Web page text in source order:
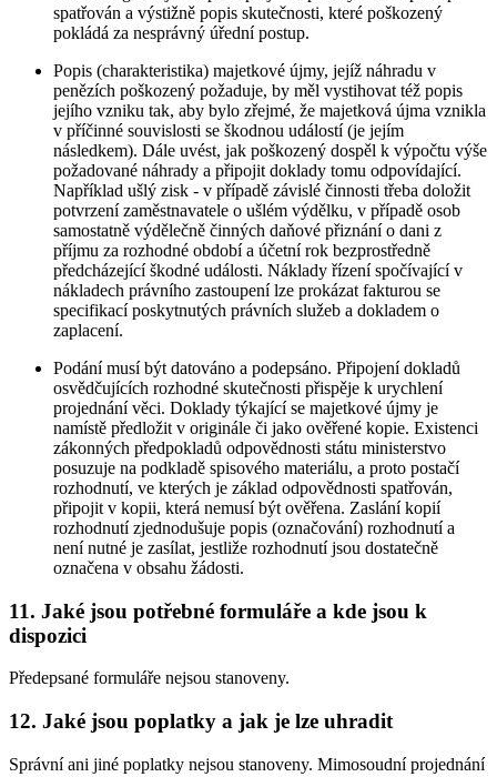
spatřován a výstižně popis skutečnosti, které poškozený
pokládá za nesprávný úřední postup.
Popis (charakteristika) majetkové újmy, jejíž náhradu v
penězích poškozený požaduje, by měl vystihovat též popis
jejího vzniku tak, aby bylo zřejmé, že majetková újma vznikla
v příčinné souvislosti se škodnou událostí (je jejím
následkem). Dále uvést, jak poškozený dospěl k výpočtu výše
požadované náhrady a připojit doklady tomu odpovídající.
Například ušlý zisk - v případě závislé činnosti třeba doložit
potvrzení zaměstnavatele o ušlém výdělku, v případě osob
samostatně výdělečně činných daňové přiznání o dani z
příjmu za rozhodné období a účetní rok bezprostředně
předcházející škodné události. Náklady řízení spočívající v
nákladech právního zastoupení lze prokázat fakturou se
specifikací poskytnutých právních služeb a dokladem o
zaplacení.
Podání musí být datováno a podepsáno. Připojení dokladů
osvědčujících rozhodné skutečnosti přispěje k urychlení
projednání věci. Doklady týkající se majetkové újmy je
namístě předložit v originále či jako ověřené kopie. Existenci
zákonných předpokladů odpovědnosti státu ministerstvo
posuzuje na podkladě spisového materiálu, a proto postačí
rozhodnutí, ve kterých je základ odpovědnosti spatřován,
připojit v kopii, která nemusí být ověřena. Zaslání kopií
rozhodnutí zjednodušuje popis (označování) rozhodnutí a
není nutné je zasílat, jestliže rozhodnutí jsou dostatečně
označena v obsahu žádosti.
11. Jaké jsou potřebné formuláře a kde jsou k
dispozici
Předepsané formuláře nejsou stanoveny.
12. Jaké jsou poplatky a jak je lze uhradit
Správní ani jiné poplatky nejsou stanoveny. Mimosoudní projednání